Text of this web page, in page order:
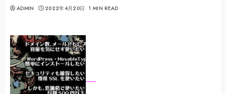
ADMIN 2022年4月20日 1 MIN READ